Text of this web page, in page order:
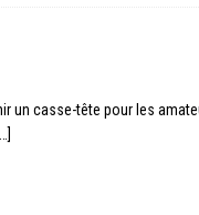
un casse-tête pour les